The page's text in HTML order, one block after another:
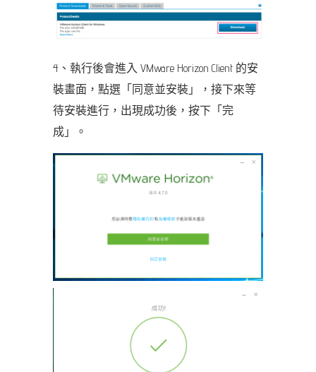
4、執行後會進入 VMware Horizon Client 的安
裝畫面，點選「同意並安裝」，接下來等
待安裝進行，出現成功後，按下「完
成」。